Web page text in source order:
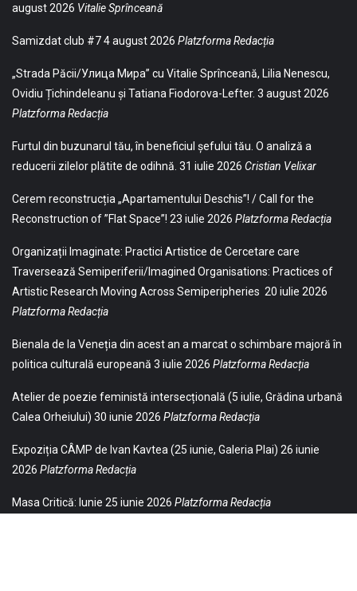
august 2026 Vitalie Sprînceană
Samizdat club #74 august 2026 Platzforma Redacția
„Strada Păcii/Улица Мира” cu Vitalie Sprînceană, Lilia Nenescu,
Ovidiu Țichindeleanu și Tatiana Fiodorova-Lefter. 3 august 2026
Platzforma Redacția
Furtul din buzunarul tău, în beneficiul șefului tău. O analiză a
reducerii zilelor plătite de odihnă. 31 iulie 2026 Cristian Velixar
Cerem reconstrucția „Apartamentului Deschis”! / Call for the
Reconstruction of ”Flat Space”! 23 iulie 2026 Platzforma Redacția
Organizații Imaginate: Practici Artistice de Cercetare care
Traversează Semiperiferii/Imagined Organisations: Practices of
Artistic Research Moving Across Semiperipheries 20 iulie 2026
Platzforma Redacția
Bienala de la Veneția din acest an a marcat o schimbare majoră în
politica culturală europeană 3 iulie 2026 Platzforma Redacția
Atelier de poezie feministă intersecțională (5 iulie, Grădina urbană
Calea Orheiului) 30 iunie 2026 Platzforma Redacția
Expoziția CÂMP de Ivan Kavtea (25 iunie, Galeria Plai) 26 iunie
2026 Platzforma Redacția
Masa Critică: Iunie 25 iunie 2026 Platzforma Redacția